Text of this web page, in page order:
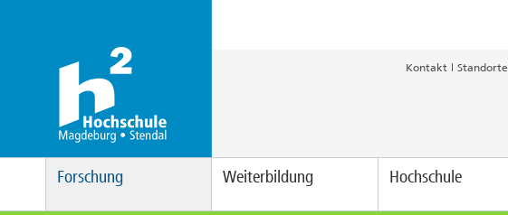
Kontakt Standorte
Forschung Weiterbildung Hochschule